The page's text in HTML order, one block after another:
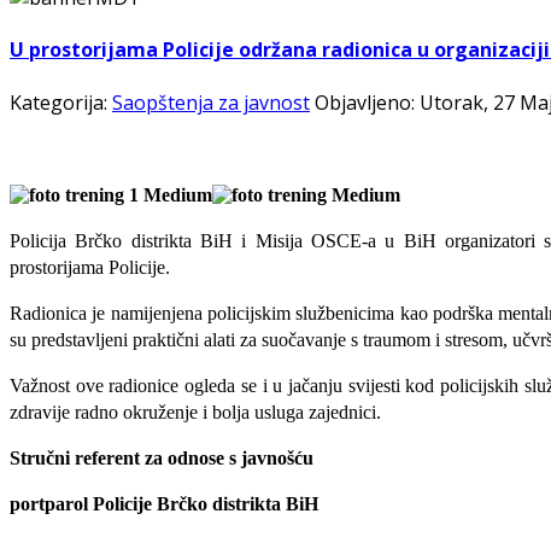
U prostorijama Policije održana radionica u organizaciji
Kategorija: Saopštenja za javnostObjavljeno: Utorak, 27
Policija Brčko distrikta BiH i Misija OSCE-a u BiH organizatori
prostorijama Policije.
Radionica je namijenjena policijskim službenicima kao podrška
su predstavljeni praktični alati za suočavanje s traumom i stresom,
Važnost ove radionice ogleda se i u jačanju svijesti kod policijskih
zdravije radno okruženje i bolja usluga zajednici.
Stručni referent za odnose s javnošću
portparol Policije Brčko distrikta BiH